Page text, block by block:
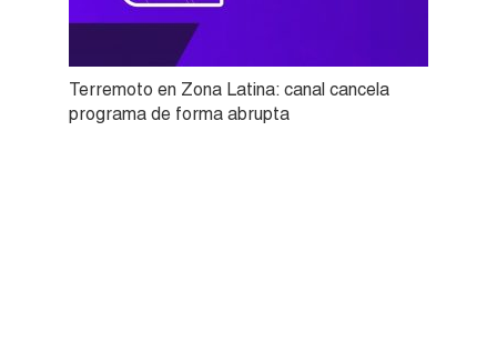
Terremoto en Zona Latina: canal cancela
programa de forma abrupta